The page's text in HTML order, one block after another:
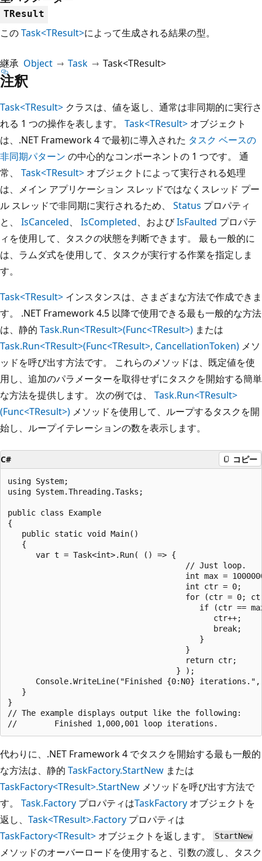
TResult
このTask<TResult>によって生成される結果の型。
継承 Object Task Task<TResult>
注釈
Task<TResult> クラスは、値を返し、通常は非同期的に実行さ
れる 1 つの操作を表します。 Task<TResult> オブジェクト
は、.NET Framework 4 で最初に導入された タスク ベースの
非同期パターン の中心的なコンポーネントの 1 つです。 通
常、 Task<TResult> オブジェクトによって実行される処理
は、メイン アプリケーション スレッドではなくスレッド プー
ル スレッドで非同期に実行されるため、 Status プロパティ
と、 IsCanceled、 IsCompleted、およびIsFaulted プロパテ
ィを使用して、タスクの状態を判断できます。 最も一般的に
は、ラムダ式を使用して、タスクが実行する作業を指定しま
す。
Task<TResult> インスタンスは、さまざまな方法で作成できま
す。 .NET Framework 4.5 以降で使用できる最も一般的な方法
は、静的 Task.Run<TResult>(Func<TResult>) または
Task.Run<TResult>(Func<TResult>, CancellationToken) メソ
ッドを呼び出す方法です。 これらのメソッドは、既定値を使
用し、追加のパラメーターを取得せずにタスクを開始する簡単
な方法を提供します。 次の例では、 Task.Run<TResult>
(Func<TResult>) メソッドを使用して、ループするタスクを開
始し、ループイテレーションの数を表示します。
C# コピー
using System;
using System.Threading.Tasks;
public class Example
{
   public static void Main()
   {
      var t = Task<int>.Run( () => {
                                      // Just loop.
int max =
                                      int ctr = 0;
for (ctr = 0;
if (ctr ==
                                            ctr++;
                                            break;
                                         }
                                      }
                                      return ctr;
                                    } );
Console.WriteLine("Finished {0:N0}
   }
}
// The example displays output like the following:
代わりに、.NET Framework 4 でタスクを開始する最も一般的
な方法は、静的 TaskFactory.StartNew または
TaskFactory<TResult>.StartNew メソッドを呼び出す方法で
す。 Task.Factory プロパティはTaskFactory オブジェクトを
返し、 Task<TResult>.Factory プロパティは
TaskFactory<TResult> オブジェクトを返します。 StartNew
メソッドのオーバーロードを使用すると、引数の渡し、タスク